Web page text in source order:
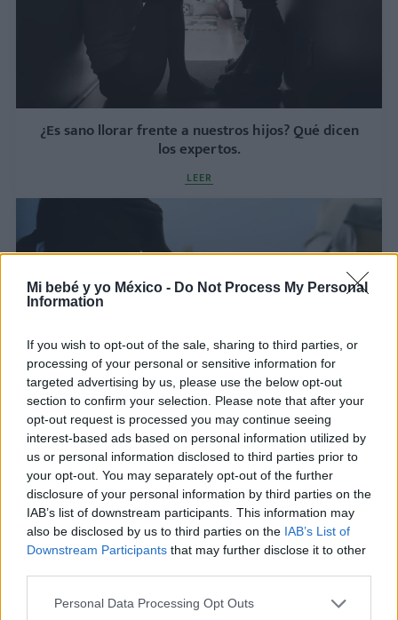
Mi bebé y yo México - Do Not Process My Personal
Information
If you wish to opt-out of the sale, sharing to third parties, or
processing of your personal or sensitive information for
targeted advertising by us, please use the below opt-out
section to confirm your selection. Please note that after your
opt-out request is processed you may continue seeing
interest-based ads based on personal information utilized by
us or personal information disclosed to third parties prior to
your opt-out. You may separately opt-out of the further
disclosure of your personal information by third parties on the
IAB’s list of downstream participants. This information may
also be disclosed by us to third parties on the IAB’s List of
Downstream Participants that may further disclose it to other
Personal Data Processing Opt Outs
¿Es sano llorar frente a nuestros hijos? Qué dicen
los expertos.
LEER
La salud mental de las madres está decayendo:
una alerta mundial
LEER